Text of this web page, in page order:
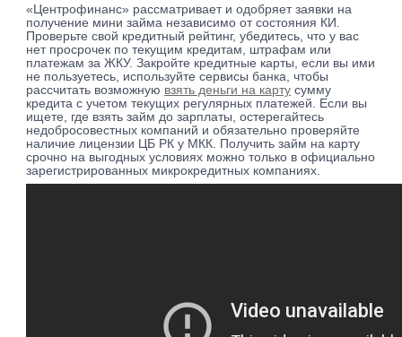
«Центрофинанс» рассматривает и одобряет заявки на
получение мини займа независимо от состояния КИ.
Проверьте свой кредитный рейтинг, убедитесь, что у вас
нет просрочек по текущим кредитам, штрафам или
платежам за ЖКУ. Закройте кредитные карты, если вы ими
не пользуетесь, используйте сервисы банка, чтобы
рассчитать возможную взять деньги на карту сумму
кредита с учетом текущих регулярных платежей. Если вы
ищете, где взять займ до зарплаты, остерегайтесь
недобросовестных компаний и обязательно проверяйте
наличие лицензии ЦБ РК у МКК. Получить займ на карту
срочно на выгодных условиях можно только в официально
зарегистрированных микрокредитных компаниях.